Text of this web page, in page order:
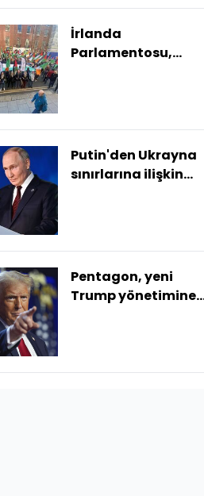
İrlanda
Parlamentosu,
etti
Putin'den Ukrayna
sınırlarına ilişkin
Pentagon, yeni
Trump yönetimine